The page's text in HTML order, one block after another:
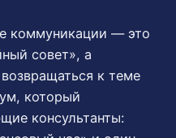
коммуникации — это
совет», а
к теме
который
консультанты: